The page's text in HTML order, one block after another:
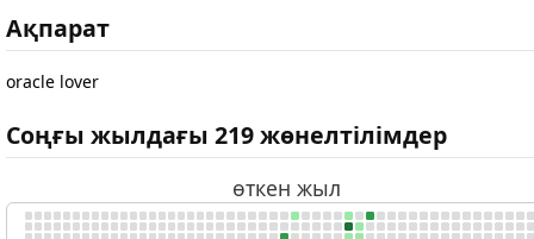
Ақпарат
oracle lover
Соңғы жылдағы 219 жөнелтілімдер
өткен жыл